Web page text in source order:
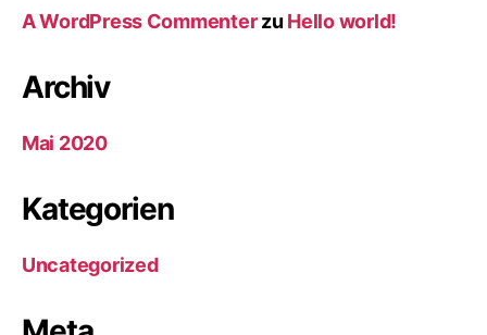
A WordPress Commenterzu Hello world!
Archiv
Mai 2020
Kategorien
Uncategorized